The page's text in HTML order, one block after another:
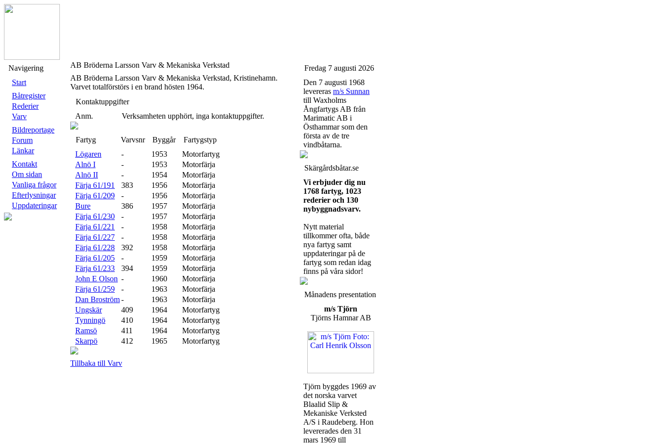
Navigering
Start
Båtregister
Rederier
Varv
Bildreportage
Forum
Länkar
Kontakt
Om sidan
Vanliga frågor
Efterlysningar
Uppdateringar
AB Bröderna Larsson Varv & Mekaniska Verkstad
AB Bröderna Larsson Varv & Mekaniska Verkstad, Kristinehamn.
Varvet totalförstörs i en brand hösten 1964.
Kontaktuppgifter
Anm.
Verksamheten upphört, inga kontaktuppgifter.
Fartyg Varvsnr Byggår
Fartygstyp
Lögaren
- 1953
Motorfartyg
Alnö I
- 1953
Motorfärja
Alnö II
- 1954
Motorfärja
Färja 61/191
383 1956
Motorfärja
Färja 61/209
- 1956
Motorfärja
Bure
386 1957
Motorfärja
Färja 61/230
- 1957
Motorfärja
Färja 61/221
- 1958
Motorfärja
Färja 61/227
- 1958
Motorfärja
Färja 61/228
392 1958
Motorfärja
Färja 61/205
- 1959
Motorfärja
Färja 61/233
394 1959
Motorfärja
John E Olson - 1960
Motorfärja
Färja 61/259
- 1963
Motorfärja
Dan Broström- 1963
Motorfärja
Ungskär
409 1964
Motorfartyg
Tynningö
410 1964
Motorfartyg
Ramsö
411 1964
Motorfartyg
Skarpö
412 1965 Motorfartyg
Tillbaka till Varv
Fredag 7 augusti 2026
Den 7 augusti 1968
levereras m/s Sunnan
till Waxholms
Ångfartygs AB från
Marimatic AB i
Östhammar som den
första av de tre
vindbåtarna.
Skärgårdsbåtar.se
Vi erbjuder dig nu
1768 fartyg, 1023
rederier och 130
nybyggnadsvarv.
Nytt material
tillkommer ofta, både
nya fartyg samt
uppdateringar på de
fartyg som redan idag
finns på våra sidor!
Månadens presentation
m/s Tjörn
Tjörns Hamnar AB
Tjörn byggdes 1969 av
det norska varvet
Blaalid Slip &
Mekaniske Verksted
A/S i Raudeberg. Hon
levererades den 31
mars 1969 till